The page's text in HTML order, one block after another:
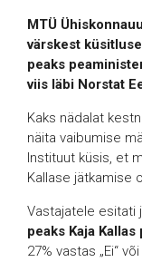
MTÜ
värskest
peaks
viis läbi Norstat
Kaks nädalat
näita vaibumise
Instituut küsis, et
Kallase jätkamise
Vastajatele esitati
peaks Kaja
27% vastas „Ei“